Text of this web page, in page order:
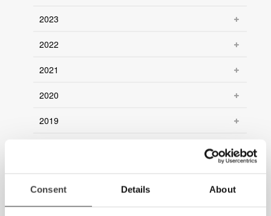
Consent Details About
2023
2022
2021
2020
2019
2016